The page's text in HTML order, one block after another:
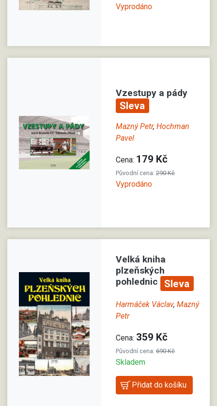
Vyprodáno
Vzestupy a pády
Sleva
Mazný Petr, Hochman
Pavel
Cena: 179 Kč
Původní cena: 290 Kč
Vyprodáno
Velká kniha
plzeňských
pohlednic
Sleva
Harmáček Václav, Mazný
Petr
Cena: 359 Kč
Původní cena: 690 Kč
Skladem